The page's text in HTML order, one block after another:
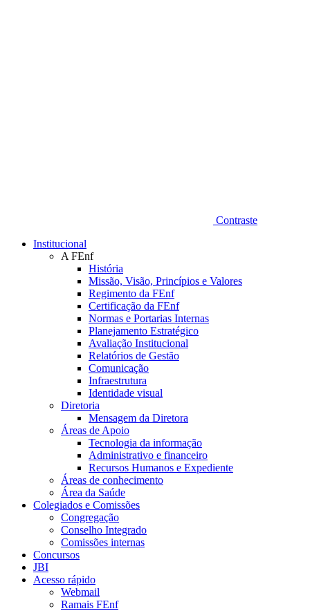
Contraste
Institucional
A FEnf
História
Missão, Visão, Princípios e Valores
Regimento da FEnf
Certificação da FEnf
Normas e Portarias Internas
Planejamento Estratégico
Avaliação Institucional
Relatórios de Gestão
Comunicação
Infraestrutura
Identidade visual
Diretoria
Mensagem da Diretora
Áreas de Apoio
Tecnologia da informação
Administrativo e financeiro
Recursos Humanos e Expediente
Áreas de conhecimento
Área da Saúde
Colegiados e Comissões
Congregação
Conselho Integrado
Comissões internas
Concursos
JBI
Acesso rápido
Webmail
Ramais FEnf